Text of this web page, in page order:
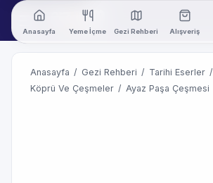
Anasayfa Yeme İçme Gezi Rehberi Alışveriş
Anasayfa / Gezi Rehberi / Tarihi Eserler /
Köprü Ve Çeşmeler / Ayaz Paşa Çeşmesi